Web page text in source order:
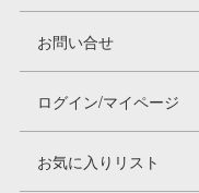
お問い合せ
ログイン/マイページ
お気に入りリスト